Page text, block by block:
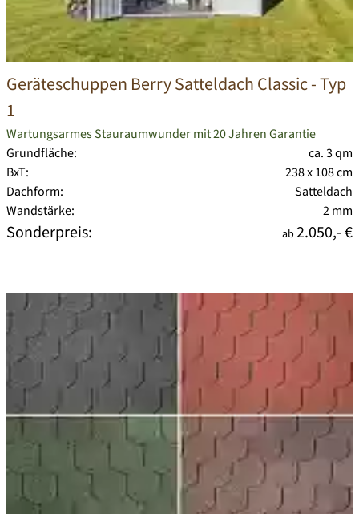
Geräteschuppen Berry Satteldach Classic - Typ
1
Wartungsarmes Stauraumwunder mit 20 Jahren Garantie
Grundfläche:
ca. 3 qm
BxT:
238 x 108 cm
Dachform:
Satteldach
Wandstärke:
2 mm
Sonderpreis: ab 2.050,- €